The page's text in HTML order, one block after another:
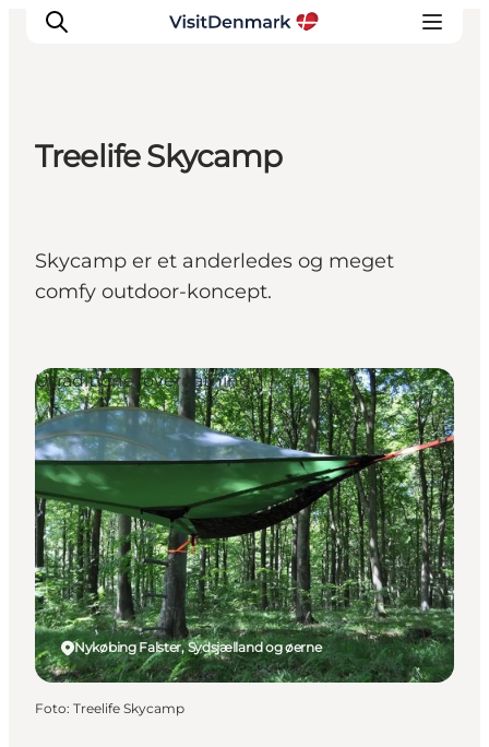
Oplevelser
Overnatning
Planlæg ferien
Treelife Skycamp
Skycamp er et anderledes og meget
comfy outdoor-koncept.
Nykøbing Falster, Sydsjælland og øerne
Utraditionel overnatning
Foto: Treelife Skycamp